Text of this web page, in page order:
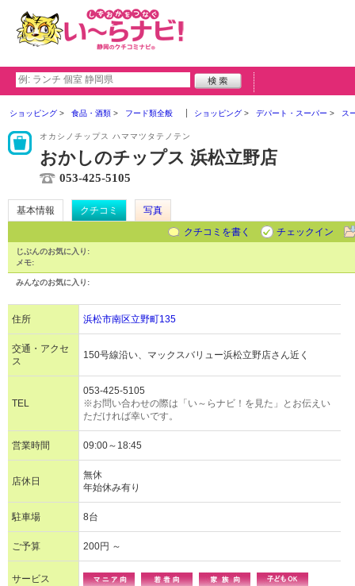
ショッピング 食品・酒類 フード類全般 ショッピング デパート・スーパー ス
オカシノチップス ハママツタテノテン
おかしのチップス 浜松立野店
053-425-5105
基本情報 クチコミ
写真
クチコミを書く
チェックイン
じぶんのお気に入り:
メモ:
みんなのお気に入り:
住所 浜松市南区立野町135
交通・アクセ
ス
150号線沿い、マックスバリュー浜松立野店さん近く
TEL
053-425-5105
※お問い合わせの際は「い～らナビ！を見た」とお伝えい
ただければ幸いです。
営業時間 09:00～18:45
店休日
無休
年始休み有り
駐車場 8台
ご予算 200円 ～
サービス